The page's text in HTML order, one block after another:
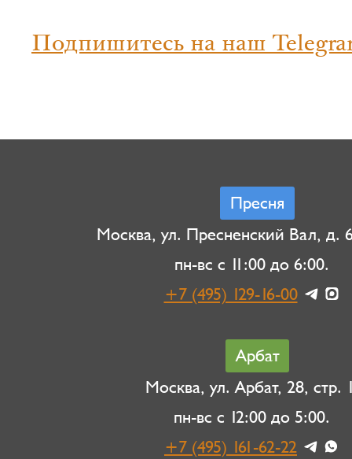
Подпишитесь на наш
Пресня
Москва, ул. Пресненский Вал, д.
пн-вс с 11:00 до 6:00.
+7 (495) 129-16-00
Арбат
Москва, ул. Арбат, 28, стр.
пн-вс с 12:00 до 5:00.
+7 (495) 161-62-22